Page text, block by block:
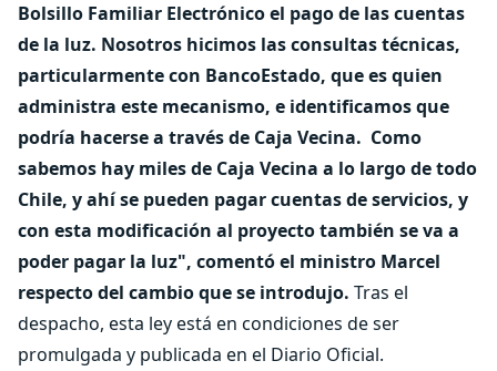
Bolsillo Familiar Electrónico el pago de las cuentas
de la luz. Nosotros hicimos las consultas técnicas,
particularmente con BancoEstado, que es quien
administra este mecanismo, e identificamos que
podría hacerse a través de Caja Vecina. Como
sabemos hay miles de Caja Vecina a lo largo de todo
Chile, y ahí se pueden pagar cuentas de servicios, y
con esta modificación al proyecto también se va a
poder pagar la luz", comentó el ministro Marcel
respecto del cambio que se introdujo. Tras el
despacho, esta ley está en condiciones de ser
promulgada y publicada en el Diario Oficial.